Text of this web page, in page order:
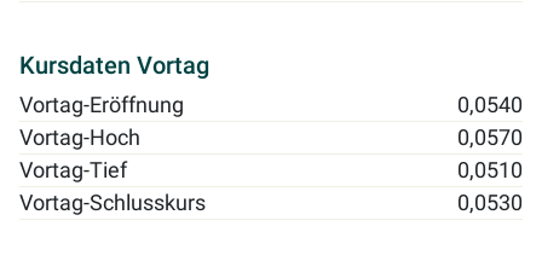
Kursdaten Vortag
Vortag-Eröffnung
0,0540
Vortag-Hoch
0,0570
Vortag-Tief
0,0510
Vortag-Schlusskurs
0,0530